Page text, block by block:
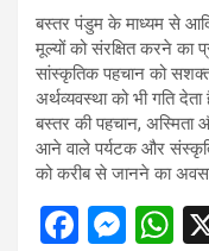
बस्तर पंडुम के माध्यम से
मूल्यों को संरक्षित करने
सांस्कृतिक पहचान को
अर्थव्यवस्था को भी गति
बस्तर की पहचान,
आने वाले पर्यटक और
को करीब से जानने का
F
M W